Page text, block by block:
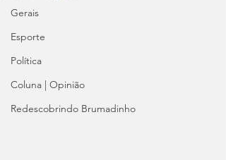
Gerais
Esporte
Política
Coluna | Opinião
Redescobrindo Brumadinho